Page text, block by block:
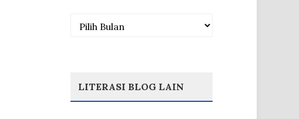
Arsip
LITERASI BLOG LAIN